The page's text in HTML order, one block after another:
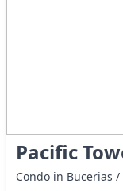
Pacific
Condo in Bucerias